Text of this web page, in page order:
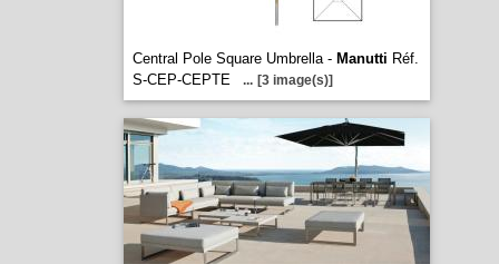
Central Pole Square Umbrella - Manutti Réf.
S-CEP-CEPTE
... [3 image(s)]